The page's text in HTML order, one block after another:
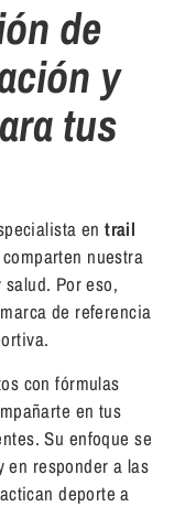
de
y
tus
entrail
nuestra
Por eso,
de referencia
con fórmulas
en tus
Su enfoque se
en responder a las
deporte a